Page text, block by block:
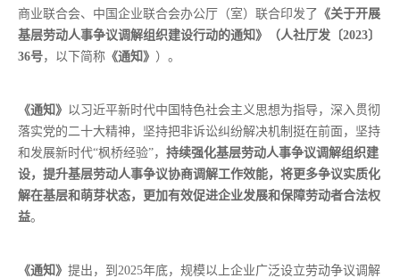
商业联合会、中国企业联合会办公厅（室）联合印发了 《关于开展
基层劳动人事争议调解组织建设行动的通知》（人社厅发〔2023〕
36号，以下简称 《通知》 ）。
《通知》 以习近平新时代中国特色社会主义思想为指导，深入贯彻
落实党的二十大精神，坚持把非诉讼纠纷解决机制挺在前面，坚持
和发展新时代“枫桥经验”， 持续强化基层劳动人事争议调解组织建
设，提升基层劳动人事争议协商调解工作效能，将更多争议实质化
解在基层和萌芽状态，更加有效促进企业发展和保障劳动者合法权
益。
《通知》 提出，到2025年底，规模以上企业广泛设立劳动争议调解